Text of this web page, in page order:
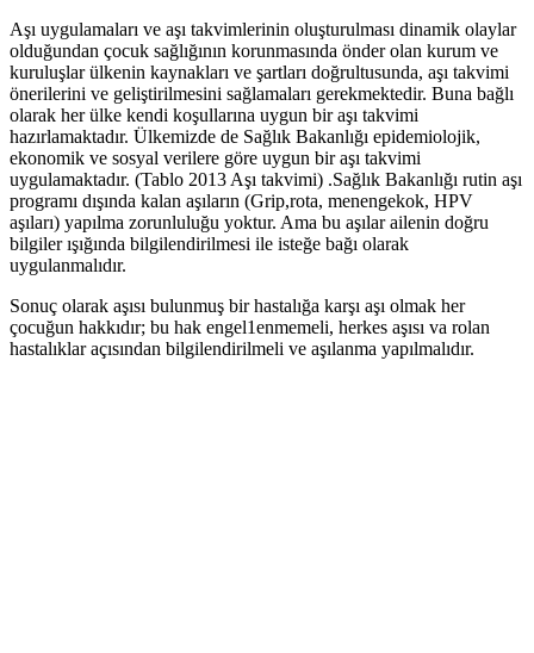
Aşı uygulamaları ve aşı takvimlerinin oluşturulması dinamik olaylar
olduğundan çocuk sağlığının korunmasında önder olan kurum ve
kuruluşlar ülkenin kaynakları ve şartları doğrultusunda, aşı takvimi
önerilerini ve geliştirilmesini sağlamaları gerekmektedir. Buna bağlı
olarak her ülke kendi koşullarına uygun bir aşı takvimi
hazırlamaktadır. Ülkemizde de Sağlık Bakanlığı epidemiolojik,
ekonomik ve sosyal verilere göre uygun bir aşı takvimi
uygulamaktadır. (Tablo 2013 Aşı takvimi) .Sağlık Bakanlığı rutin aşı
programı dışında kalan aşıların (Grip,rota, menengekok, HPV
aşıları) yapılma zorunluluğu yoktur. Ama bu aşılar ailenin doğru
bilgiler ışığında bilgilendirilmesi ile isteğe bağı olarak
uygulanmalıdır.
Sonuç olarak aşısı bulunmuş bir hastalığa karşı aşı olmak her
çocuğun hakkıdır; bu hak engel1enmemeli, herkes aşısı va rolan
hastalıklar açısından bilgilendirilmeli ve aşılanma yapılmalıdır.